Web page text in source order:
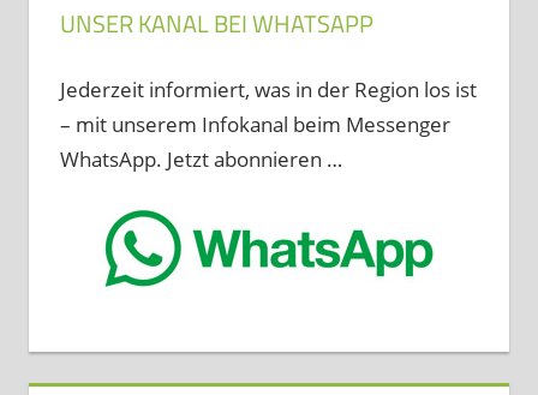
UNSER KANAL BEI WHATSAPP
Jederzeit informiert, was in der Region los ist
– mit unserem Infokanal beim Messenger
WhatsApp. Jetzt abonnieren …